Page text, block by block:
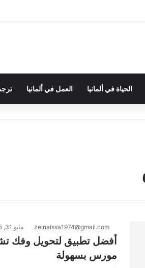
الحياة في ألمانيا العمل في ألمانيا
zeinaissa1974@gmail.com مايو 31, 2025
أفضل تطبيق لتحويل وفك
مورس بسهولة